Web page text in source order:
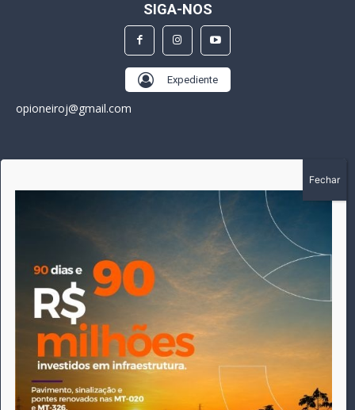
SIGA-NOS
Expediente
opioneiroj@gmail.com
A história do Pioneiro inicia em fevereiro de 2005 em
Canarana - MT, na época, como um jornal impresso semanal,
que chegou a possuir mil assinantes. Durante 15 anos, foram
publicadas 691 edições que narraram os acontecimentos
políticos, policiais e cotidianos de Canarana e região. Fiel a sua
origem, pautado sempre pela busca incessante da
imparcialidade, faz jus a sua logo, com o característico "avião
da praça" de Canarana, sendo o símbolo do
comprometimento deste veículo de comunicação com o
relato dos fatos neste município. Em 06 de dezembro de 2019
circulou a última edição impressa do jornal, que desde então
tem veiculação exclusivamente online.